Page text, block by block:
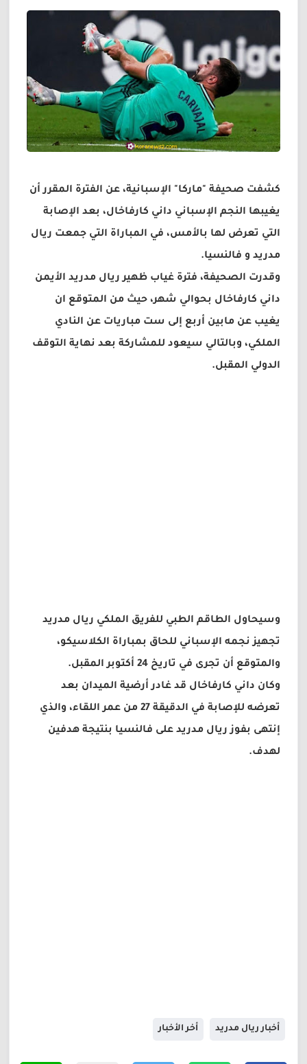
كشفت صحيفة "ماركا" الإسبانية، عن الفترة المقرر أن
يغيبها النجم الإسباني داني كارفاخال، بعد الإصابة
التي تعرض لها بالأمس، في المباراة التي جمعت ريال
مدريد و فالنسيا.
وقدرت الصحيفة، فترة غياب ظهير ريال مدريد الأيمن
داني كارفاخال بحوالي شهر، حيث من المتوقع ان
يغيب عن مابين أربع إلى ست مباريات عن النادي
الملكي، وبالتالي سيعود للمشاركة بعد نهاية التوقف
الدولي المقبل.
وسيحاول الطاقم الطبي للفريق الملكي ريال مدريد
تجهيز نجمه الإسباني للحاق بمباراة الكلاسيكو،
والمتوقع أن تجرى في تاريخ 24 أكتوبر المقبل.
وكان داني كارفاخال قد غادر أرضية الميدان بعد
تعرضه للإصابة في الدقيقة 27 من عمر اللقاء، والذي
إنتهى بفوز ريال مدريد على فالنسيا بنتيجة هدفين
لهدف.
أخبار ريال مدريد أخر الأخبار